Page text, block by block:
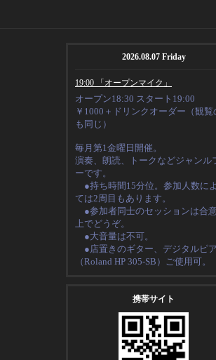
2026.08.07 Friday
19:00 「オープンマイク」
オープン18:30 スタート19:00
￥1000＋ドリンクオーダー（観覧
も同じ）
毎月第1金曜日開催。
演奏、朗読、トークなどジャンル
ーです。
●持ち時間15分位。 参加人数に
ては2周目もあります。
●参加者同士のセッションは合
上でどうぞ。
●大音量は不可。
●店置きのギター、デジタルピ
（Roland HP 305-SB ）ご使用可。
携帯サイト